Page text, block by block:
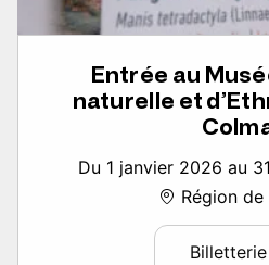
Entrée au
naturelle et
Du 1 janvier 2026 au
Région
Billetterie